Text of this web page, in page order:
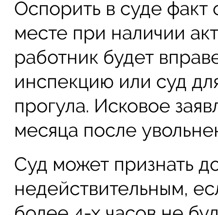
Оспорить в суде факт
месте при наличии
работник будет
инспекцию или суд
прогула. Исковое
месяца после
Суд может признать
недействительным,